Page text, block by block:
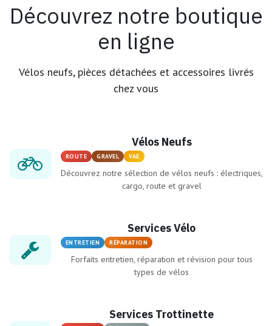
Découvrez notre boutique
en ligne
Vélos neufs, pièces détachées et accessoires livrés
chez vous
Vélos Neufs
ROUTE GRAVEL VAE
Découvrez notre sélection de vélos neufs : électriques,
cargo, route et gravel
Services Vélo
ENTRETIEN RÉPARATION
Forfaits entretien, réparation et révision pour tous
types de vélos
Services Trottinette